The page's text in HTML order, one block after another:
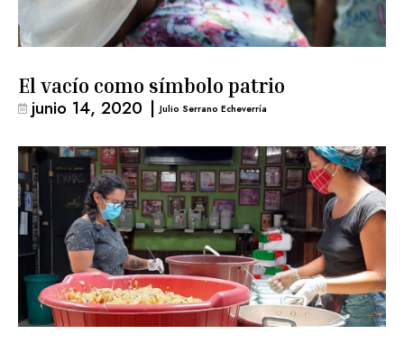
El vacío como símbolo patrio
junio 14, 2020 | Julio Serrano Echeverría